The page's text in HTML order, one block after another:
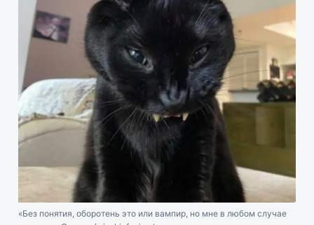
«Без понятия, оборотень это или вампир, но мне в любом случае